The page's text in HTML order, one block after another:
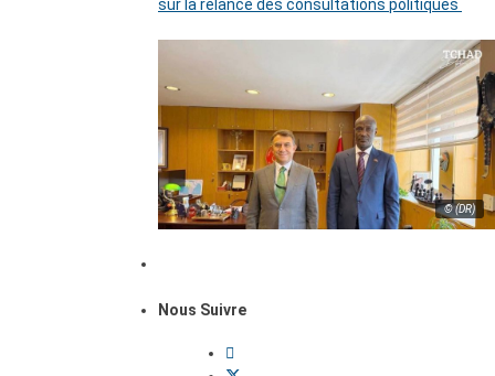
sur la relance des consultations politiques
© (DR)
Nous Suivre